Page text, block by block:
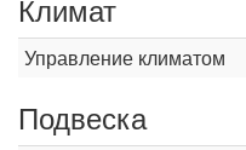
Климат
Управление климатом
Подвеска